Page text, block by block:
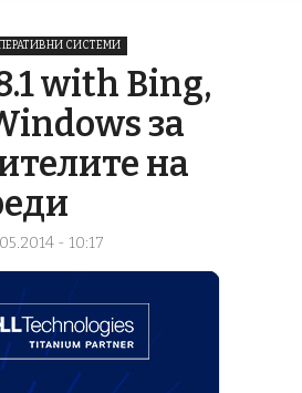
СИСТЕМИ
with Bing,
за
на
- 10:17